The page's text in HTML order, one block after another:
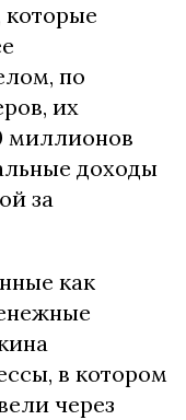
которые
по
их
миллионов
доходы
за
как
в котором
через